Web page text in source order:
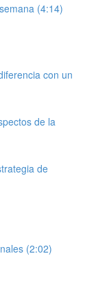
(4:14)
con un
de la
de
(2:02)